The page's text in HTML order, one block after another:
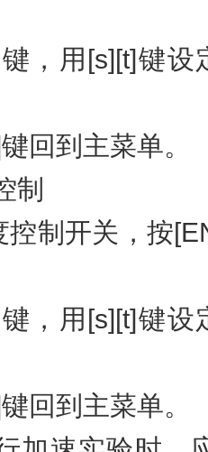
键，用 [s][t]键设
键回到主菜单。
制
控制开关，按
键，用 [s][t]键设
键回到主菜单。